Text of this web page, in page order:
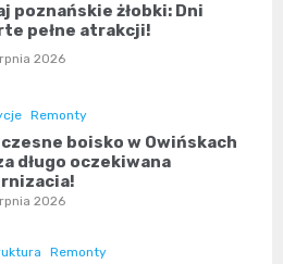
poznańskie żłobki: Dni
pełne atrakcji!
2026
Remonty
boisko w Owińskach
długo oczekiwana
2026
Remonty